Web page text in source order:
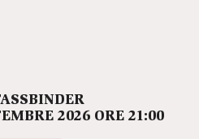
2026 ORE 21:00